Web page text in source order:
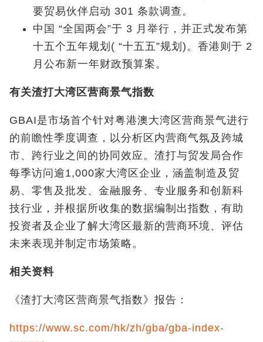
要贸易伙伴启动 301 条款调查。
中国 “全国两会”于 3 月举行，并正式发布第
十五个五年规划( “十五五”规划)。香港则于 2
月公布新一年财政预算案。
有关渣打大湾区营商景气指数
GBAI是市场首个针对粤港澳大湾区营商景气进行
的前瞻性季度调查，以分析区内营商气氛及跨城
市、跨行业之间的协同效应。渣打与贸发局合作
每季访问逾1,000家大湾区企业，涵盖制造及贸
易、零售及批发、金融服务、专业服务和创新科
技行业，并根据所收集的数据编制出指数，有助
投资者及企业了解大湾区最新的营商环境、评估
未来表现并制定市场策略。
相关资料
《渣打大湾区营商景气指数》报告：
https://www.sc.com/hk/zh/gba/gba-index-